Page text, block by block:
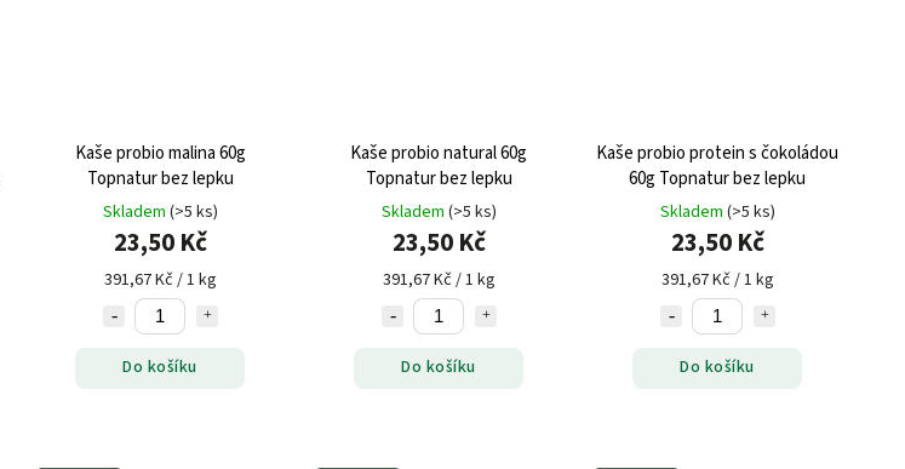
Kaše probio malina 60g
Topnatur bez lepku
Skladem (>5 ks)
23,50 Kč
391,67 Kč / 1 kg
Do košíku
Kaše probio natural 60g
Topnatur bez lepku
Skladem (>5 ks)
23,50 Kč
391,67 Kč / 1 kg
Do košíku
Kaše probio protein s čokoládou
60g Topnatur bez lepku
Skladem (>5 ks)
23,50 Kč
391,67 Kč / 1 kg
Do košíku